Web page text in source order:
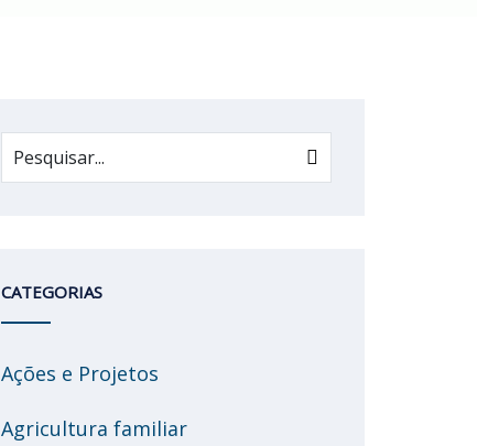
CATEGORIAS
Ações e Projetos
Agricultura familiar